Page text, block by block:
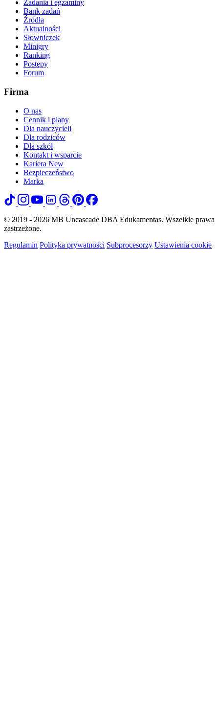
Zadania i egzaminy
Bank zadań
Źródła
Aktualności
Słowniczek
Minigry
Ranking
Postępy
Forum
Firma
O nas
Cennik i plany
Dla nauczycieli
Dla rodziców
Dla szkół
Kontakt i wsparcie
Kariera New
Bezpieczeństwo
Marka
© 2019 - 2026 MB Uncascade DBA Edukamentas. Wszelkie prawa
zastrzeżone.
Regulamin Polityka prywatności Subprocesorzy Ustawienia cookie